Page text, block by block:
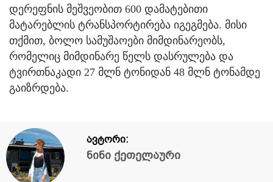
დერეფნის მეშვეობით 600 დამატებითი
მატარებლის ტრანსპორტირება იგეგმება. მისი
თქმით, ბოლო სამუშაოები მიმდინარეობს,
რომელიც მიმდინარე წელს დასრულება და
ტვირთნაკადი 27 მლნ ტონიდან 48 მლნ ტონამდე
გაიზრდება.
ავტორი:
ნინი ქეთელაური